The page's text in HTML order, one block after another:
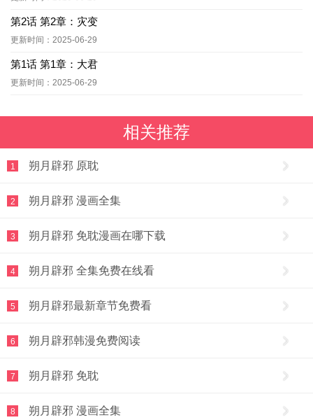
第2话 第2章：灾变
更新时间：2025-06-29
第1话 第1章：大君
更新时间：2025-06-29
相关推荐
1 朔月辟邪 原耽
2 朔月辟邪 漫画全集
3 朔月辟邪 免耽漫画在哪下载
4 朔月辟邪 全集免费在线看
5 朔月辟邪最新章节免费看
6 朔月辟邪韩漫免费阅读
7 朔月辟邪 免耽
8 朔月辟邪 漫画全集